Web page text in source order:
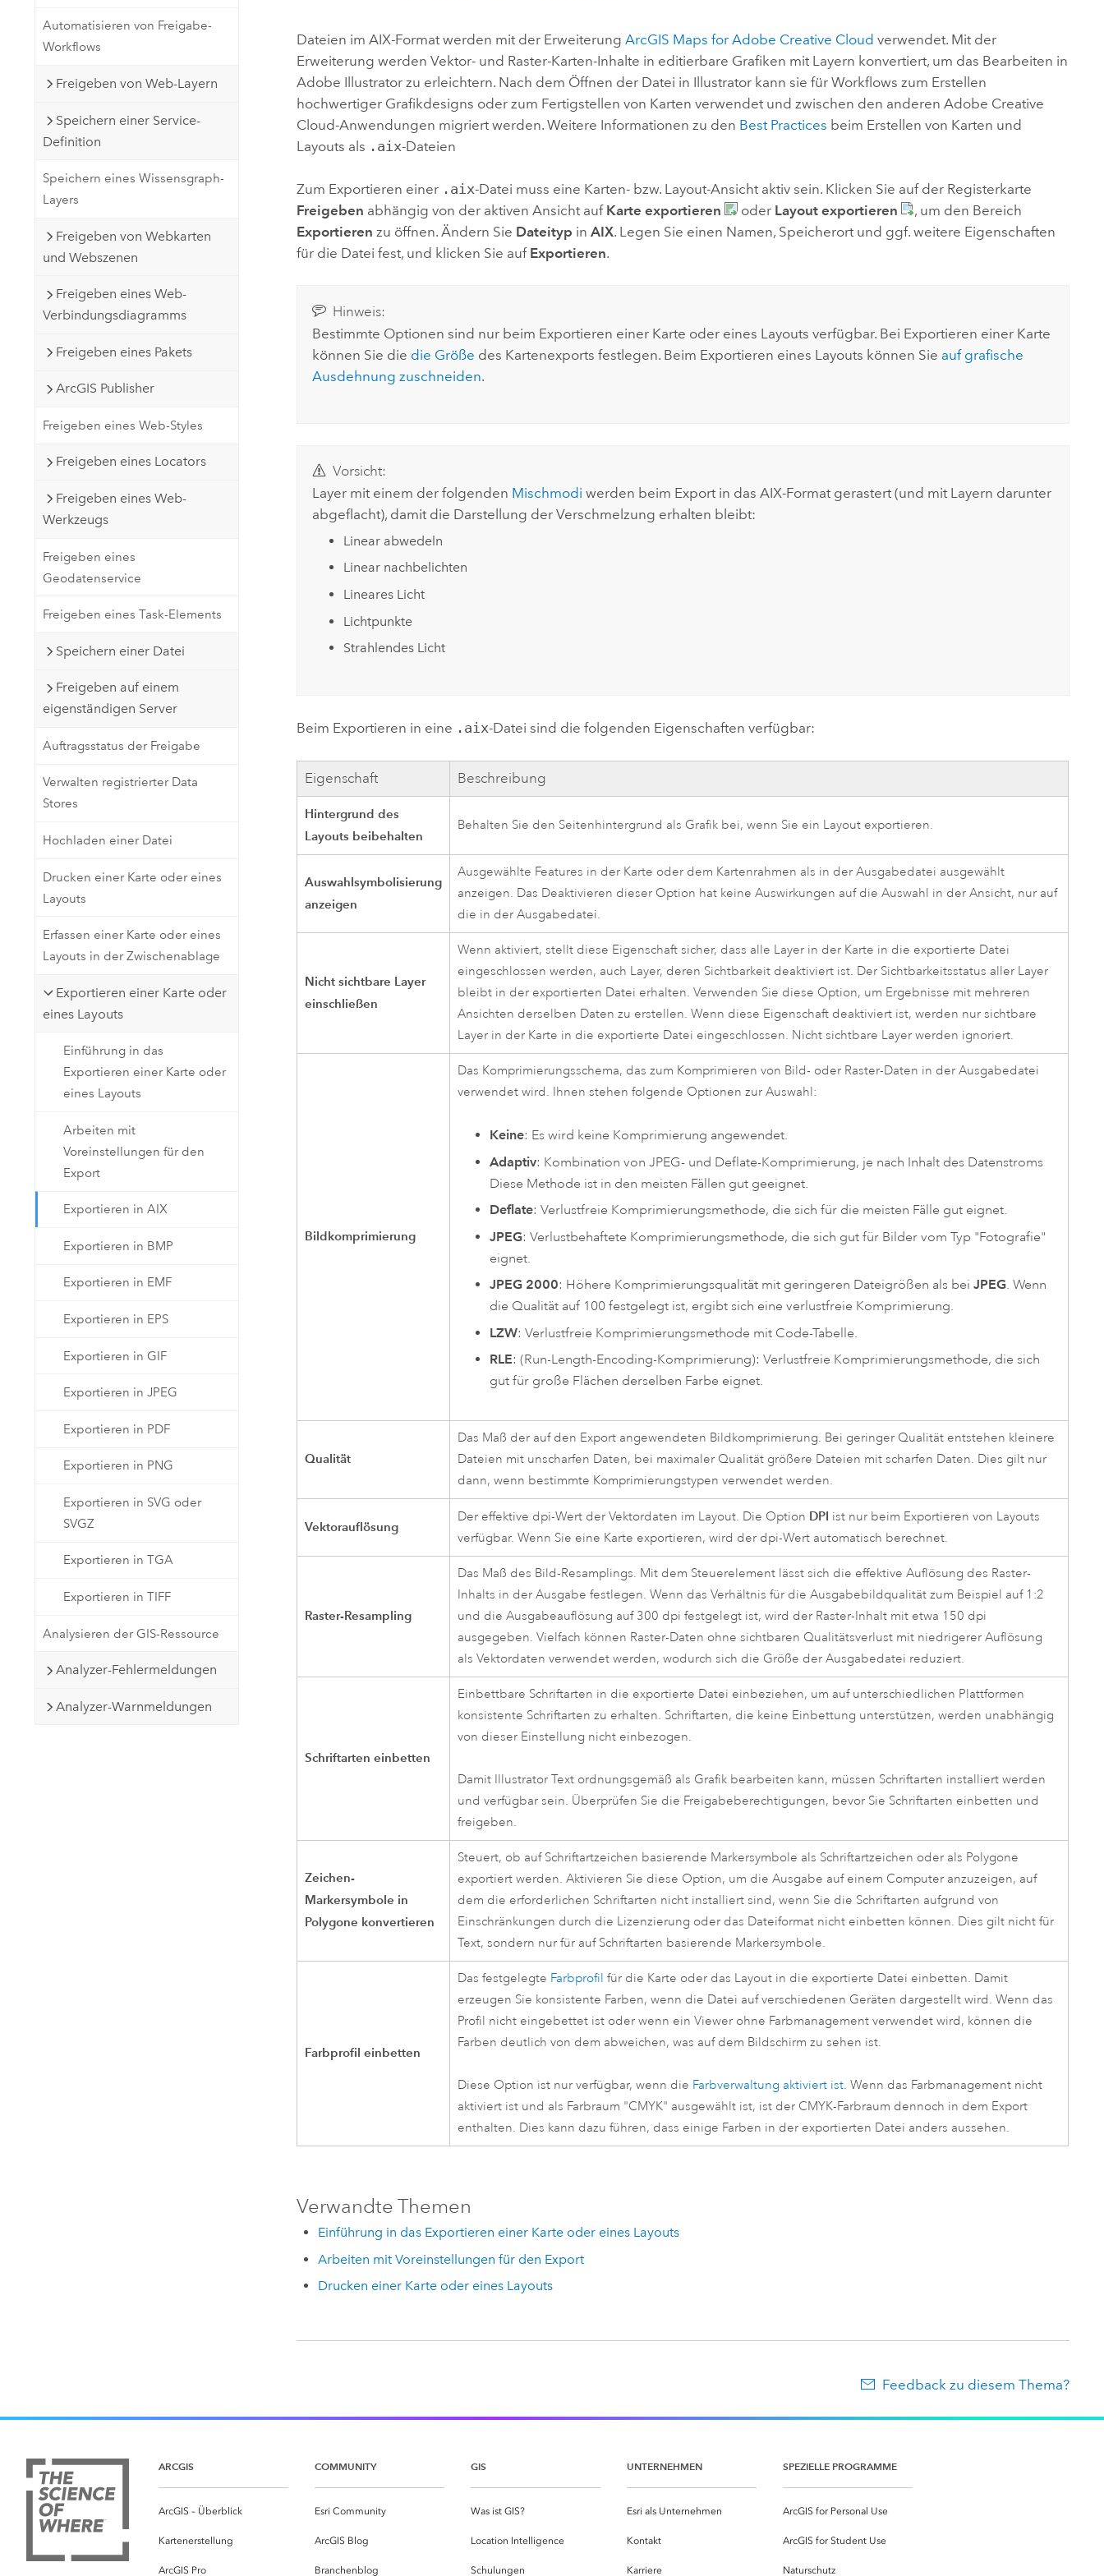
Developer-Technologie
räumliche Analyse
ArcGIS Pro erkunden
Infrastrukturmanagement erkunden
Alle Storys
Automatisieren von Freigabe-
Workflows
Freigeben von Web-Layern
Speichern einer Service-
Definition
Speichern eines Wissensgraph-
Layers
Freigeben von Webkarten
und Webszenen
Freigeben eines Web-
Verbindungsdiagramms
Freigeben eines Pakets
ArcGIS Publisher
Freigeben eines Web-Styles
Freigeben eines Locators
Freigeben eines Web-
Werkzeugs
Freigeben eines
Geodatenservice
Freigeben eines Task-Elements
Speichern einer Datei
Freigeben auf einem
eigenständigen Server
Auftragsstatus der Freigabe
Verwalten registrierter Data
Stores
Hochladen einer Datei
Drucken einer Karte oder eines
Layouts
Erfassen einer Karte oder eines
Layouts in der Zwischenablage
Exportieren einer Karte oder
eines Layouts
Einführung in das
Exportieren einer Karte oder
eines Layouts
Arbeiten mit
Voreinstellungen für den
Export
Exportieren in AIX
Exportieren in BMP
Exportieren in EMF
Exportieren in EPS
Exportieren in GIF
Exportieren in JPEG
Exportieren in PDF
Exportieren in PNG
Exportieren in SVG oder
SVGZ
Exportieren in TGA
Exportieren in TIFF
Analysieren der GIS-Ressource
Analyzer-Fehlermeldungen
Analyzer-Warnmeldungen
Dateien im AIX-Format werden mit der ErweiterungArcGIS Maps for Adobe Creative Cloud verwendet. Mit der
Erweiterung werden Vektor- und Raster-Karten-Inhalte in editierbare Grafiken mit Layern konvertiert, um das Bearbeiten in
Adobe Illustrator zu erleichtern. Nach dem Öffnen der Datei in Illustrator kann sie für Workflows zum Erstellen
hochwertiger Grafikdesigns oder zum Fertigstellen von Karten verwendet und zwischen den anderenAdobe Creative
Cloud-Anwendungen migriert werden. Weitere Informationen zu den Best Practices beim Erstellen von Karten und
Layouts als .aix-Dateien
Zum Exportieren einer .aix-Datei muss eine Karten- bzw. Layout-Ansicht aktiv sein. Klicken Sie auf der Registerkarte
Freigeben abhängig von der aktiven Ansicht auf Karte exportieren oder Layout exportieren
, um den Bereich
Exportieren zu öffnen. Ändern Sie Dateityp inAIX. Legen Sie einen Namen, Speicherort und ggf. weitere Eigenschaften
für die Datei fest, und klicken Sie auf Exportieren.
Hinweis:
Bestimmte Optionen sind nur beim Exportieren einer Karte oder eines Layouts verfügbar. Bei Exportieren einer Karte
können Sie die die Größe des Kartenexports festlegen. Beim Exportieren eines Layouts können Sie auf grafische
Ausdehnung zuschneiden.
Vorsicht:
Layer mit einem der folgenden Mischmodi werden beim Export in das AIX-Format gerastert (und mit Layern darunter
abgeflacht), damit die Darstellung der Verschmelzung erhalten bleibt:
Linear abwedeln
Linear nachbelichten
Lineares Licht
Lichtpunkte
Strahlendes Licht
Beim Exportieren in eine .aix-Datei sind die folgenden Eigenschaften verfügbar:
Eigenschaft Beschreibung
Hintergrund des
Layouts beibehalten
Behalten Sie den Seitenhintergrund als Grafik bei, wenn Sie ein Layout exportieren.
Auswahlsymbolisierung
anzeigen
Ausgewählte Features in der Karte oder dem Kartenrahmen als in der Ausgabedatei ausgewählt
anzeigen. Das Deaktivieren dieser Option hat keine Auswirkungen auf die Auswahl in der Ansicht, nur auf
die in der Ausgabedatei.
Nicht sichtbare Layer
einschließen
Wenn aktiviert, stellt diese Eigenschaft sicher, dass alle Layer in der Karte in die exportierte Datei
eingeschlossen werden, auch Layer, deren Sichtbarkeit deaktiviert ist. Der Sichtbarkeitsstatus aller Layer
bleibt in der exportierten Datei erhalten. Verwenden Sie diese Option, um Ergebnisse mit mehreren
Ansichten derselben Daten zu erstellen. Wenn diese Eigenschaft deaktiviert ist, werden nur sichtbare
Layer in der Karte in die exportierte Datei eingeschlossen. Nicht sichtbare Layer werden ignoriert.
Bildkomprimierung
Das Komprimierungsschema, das zum Komprimieren von Bild- oder Raster-Daten in der Ausgabedatei
verwendet wird. Ihnen stehen folgende Optionen zur Auswahl:
Keine: Es wird keine Komprimierung angewendet.
Adaptiv: Kombination von JPEG- und Deflate-Komprimierung, je nach Inhalt des Datenstroms
Diese Methode ist in den meisten Fällen gut geeignet.
Deflate: Verlustfreie Komprimierungsmethode, die sich für die meisten Fälle gut eignet.
JPEG: Verlustbehaftete Komprimierungsmethode, die sich gut für Bilder vom Typ "Fotografie"
eignet.
JPEG 2000: Höhere Komprimierungsqualität mit geringeren Dateigrößen als bei JPEG. Wenn
die Qualität auf 100 festgelegt ist, ergibt sich eine verlustfreie Komprimierung.
LZW: Verlustfreie Komprimierungsmethode mit Code-Tabelle.
RLE: (Run-Length-Encoding-Komprimierung): Verlustfreie Komprimierungsmethode, die sich
gut für große Flächen derselben Farbe eignet.
Qualität
Das Maß der auf den Export angewendeten Bildkomprimierung. Bei geringer Qualität entstehen kleinere
Dateien mit unscharfen Daten, bei maximaler Qualität größere Dateien mit scharfen Daten. Dies gilt nur
dann, wenn bestimmte Komprimierungstypen verwendet werden.
Vektorauflösung
Der effektive dpi-Wert der Vektordaten im Layout. Die Option DPI ist nur beim Exportieren von Layouts
verfügbar. Wenn Sie eine Karte exportieren, wird der dpi-Wert automatisch berechnet.
Raster-Resampling
Das Maß des Bild-Resamplings. Mit dem Steuerelement lässt sich die effektive Auflösung des Raster-
Inhalts in der Ausgabe festlegen. Wenn das Verhältnis für die Ausgabebildqualität zum Beispiel auf 1:2
und die Ausgabeauflösung auf 300 dpi festgelegt ist, wird der Raster-Inhalt mit etwa 150 dpi
ausgegeben. Vielfach können Raster-Daten ohne sichtbaren Qualitätsverlust mit niedrigerer Auflösung
als Vektordaten verwendet werden, wodurch sich die Größe der Ausgabedatei reduziert.
Schriftarten einbetten
Einbettbare Schriftarten in die exportierte Datei einbeziehen, um auf unterschiedlichen Plattformen
konsistente Schriftarten zu erhalten. Schriftarten, die keine Einbettung unterstützen, werden unabhängig
von dieser Einstellung nicht einbezogen.
Damit Illustrator Text ordnungsgemäß als Grafik bearbeiten kann, müssen Schriftarten installiert werden
und verfügbar sein. Überprüfen Sie die Freigabeberechtigungen, bevor Sie Schriftarten einbetten und
freigeben.
Zeichen-
Markersymbole in
Polygone konvertieren
Steuert, ob auf Schriftartzeichen basierende Markersymbole als Schriftartzeichen oder als Polygone
exportiert werden. Aktivieren Sie diese Option, um die Ausgabe auf einem Computer anzuzeigen, auf
dem die erforderlichen Schriftarten nicht installiert sind, wenn Sie die Schriftarten aufgrund von
Einschränkungen durch die Lizenzierung oder das Dateiformat nicht einbetten können. Dies gilt nicht für
Text, sondern nur für auf Schriftarten basierende Markersymbole.
Farbprofil einbetten
Das festgelegte Farbprofil für die Karte oder das Layout in die exportierte Datei einbetten. Damit
erzeugen Sie konsistente Farben, wenn die Datei auf verschiedenen Geräten dargestellt wird. Wenn das
Profil nicht eingebettet ist oder wenn ein Viewer ohne Farbmanagement verwendet wird, können die
Farben deutlich von dem abweichen, was auf dem Bildschirm zu sehen ist.
Diese Option ist nur verfügbar, wenn die Farbverwaltung aktiviert ist. Wenn das Farbmanagement nicht
aktiviert ist und als Farbraum "CMYK" ausgewählt ist, ist der CMYK-Farbraum dennoch in dem Export
enthalten. Dies kann dazu führen, dass einige Farben in der exportierten Datei anders aussehen.
Verwandte Themen
Einführung in das Exportieren einer Karte oder eines Layouts
Arbeiten mit Voreinstellungen für den Export
Drucken einer Karte oder eines Layouts
Feedback zu diesem Thema?
ARCGIS
ArcGIS – Überblick
Kartenerstellung
ArcGIS Pro
COMMUNITY
Esri Community
ArcGIS Blog
Branchenblog
GIS
Was ist GIS?
Location Intelligence
Schulungen
UNTERNEHMEN
Esri als Unternehmen
Kontakt
Karriere
SPEZIELLE PROGRAMME
ArcGIS for Personal Use
ArcGIS for Student Use
Naturschutz